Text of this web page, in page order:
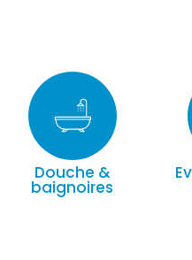
Douche &
baignoires